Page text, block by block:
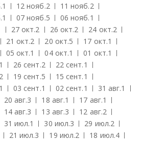
1 12 нояб.2 11 нояб.2
1 07 нояб.5 06 нояб.1
27 окт.2 26 окт.2 24 окт.2
21 окт.2 20 окт.5 17 окт.1
05 окт.1 04 окт.1 01 окт.1
1 26 сент.2 22 сент.1
2 19 сент.5 15 сент.1
1 03 сент.1 02 сент.1 31 авг.1
20 авг.3 18 авг.1 17 авг.1
14 авг.3 13 авг.3 12 авг.2
31 июл.1 30 июл.3 29 июл.2
21 июл.3 19 июл.2 18 июл.4